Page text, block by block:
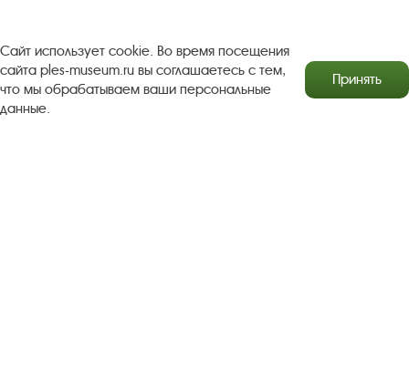
музей‑заповедник. Использование и копирование
информации запрещено.
Адрес: Плес, Соборная гора, 1. Тел.: +7 (49339) 4-34-90
Сайт использует cookie. Во время посещения
сайта ples-museum.ru вы соглашаетесь с тем,
что мы обрабатываем ваши персональные
данные.
Принять